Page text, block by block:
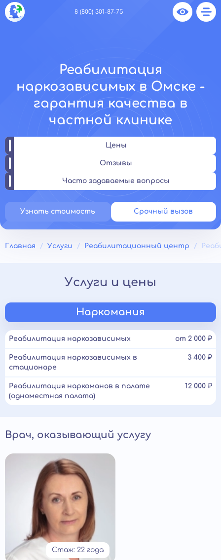
8 (800) 301-87-75
Реабилитация
наркозависимых в Омске -
гарантия качества в
частной клинике
Цены
Отзывы
Часто задаваемые вопросы
Узнать стоимость Срочный вызов
Главная Услуги Реабилитационный центр
Услуги и цены
Наркомания
Реабилитация наркозависимых от 2 000 ₽
Реабилитация наркозависимых в
стационаре
3 400 ₽
Реабилитация наркоманов в палате
(одноместная палата)
12 000 ₽
Врач, оказывающий услугу
Стаж: 22 года